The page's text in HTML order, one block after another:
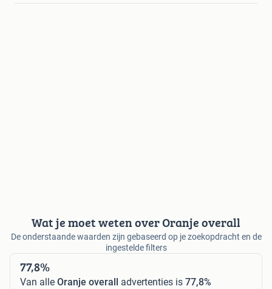
Wat je moet weten over Oranje overall
De onderstaande waarden zijn gebaseerd op je zoekopdracht en de
ingestelde filters
77,8%
Van alle Oranje overall advertenties is 77,8%